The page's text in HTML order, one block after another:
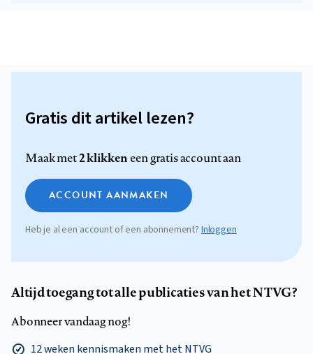
Gratis dit artikel lezen?
Maak met2 klikkeneen gratis account aan
ACCOUNT AANMAKEN
Heb je al een account of een abonnement? Inloggen
Altijd toegang tot alle publicaties van het NTVG?
Abonneer vandaag nog!
12 weken kennismaken met het NTVG